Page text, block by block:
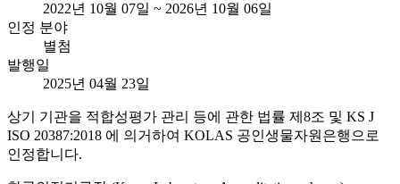
2022년 10월 07일 ~ 2026년 10월 06일
인정 분야
별첨
발행일
2025년 04월 23일
상기 기관을 적합성평가 관리 등에 관한 법률 제8조 및 KS J
ISO 20387:2018 에 의거하여 KOLAS 공인생물자원은행으로
인정합니다.